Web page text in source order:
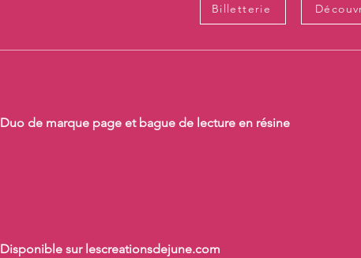
Billetterie
Duo de marque page et bague de lecture en résine
Disponible sur lescreationsdejune.com